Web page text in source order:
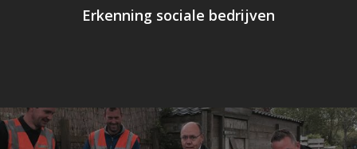
Erkenning sociale bedrijven